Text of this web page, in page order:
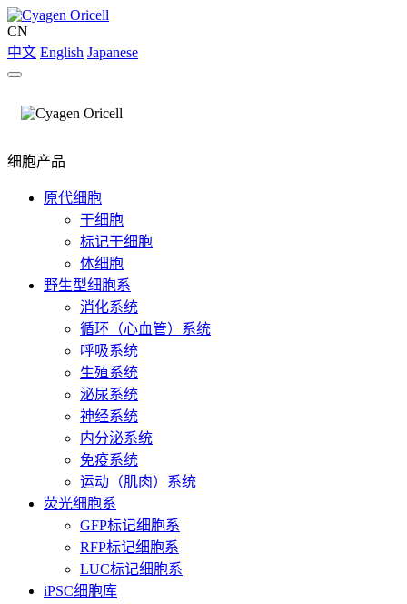
CN
中文 English Japanese
细胞产品
原代细胞
干细胞
标记干细胞
体细胞
野生型细胞系
消化系统
循环（心血管）系统
呼吸系统
生殖系统
泌尿系统
神经系统
内分泌系统
免疫系统
运动（肌肉）系统
荧光细胞系
GFP标记细胞系
RFP标记细胞系
LUC标记细胞系
iPSC细胞库